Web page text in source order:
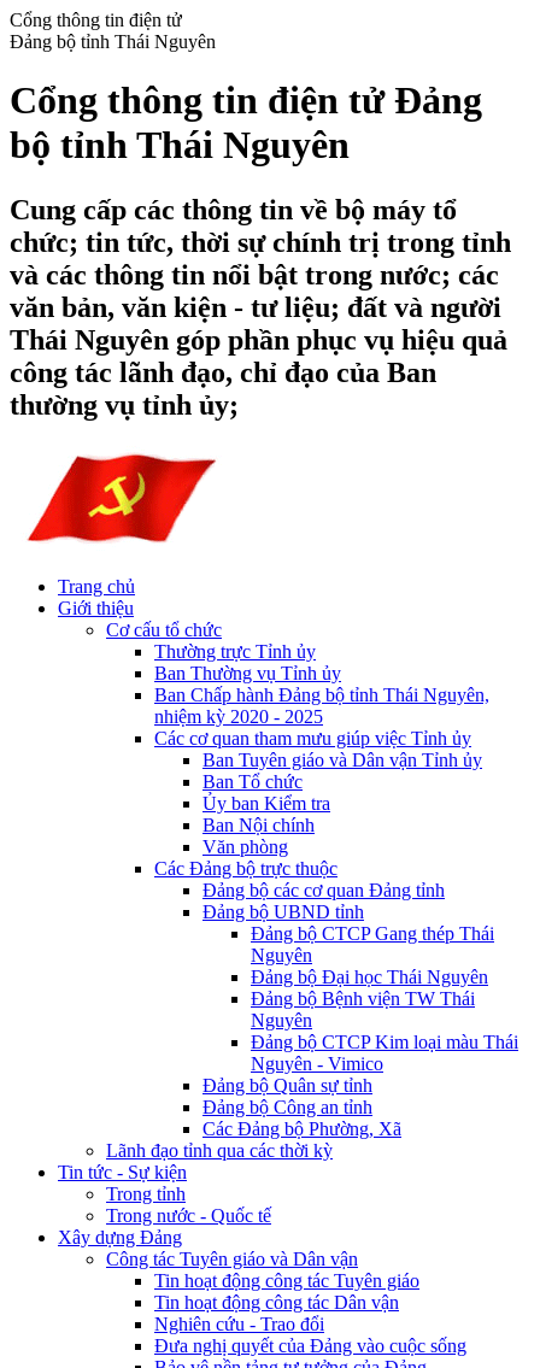
Cổng thông tin điện tử
Đảng bộ tỉnh Thái Nguyên
Cổng thông tin điện tử Đảng
bộ tỉnh Thái Nguyên
Cung cấp các thông tin về bộ máy tổ
chức; tin tức, thời sự chính trị trong tỉnh
và các thông tin nổi bật trong nước; các
văn bản, văn kiện - tư liệu; đất và người
Thái Nguyên góp phần phục vụ hiệu quả
công tác lãnh đạo, chỉ đạo của Ban
thường vụ tỉnh ủy;
Trang chủ
Giới thiệu
Cơ cấu tổ chức
Thường trực Tỉnh ủy
Ban Thường vụ Tỉnh ủy
Ban Chấp hành Đảng bộ tỉnh Thái Nguyên,
nhiệm kỳ 2020 - 2025
Các cơ quan tham mưu giúp việc Tỉnh ủy
Ban Tuyên giáo và Dân vận Tỉnh ủy
Ban Tổ chức
Ủy ban Kiểm tra
Ban Nội chính
Văn phòng
Các Đảng bộ trực thuộc
Đảng bộ các cơ quan Đảng tỉnh
Đảng bộ UBND tỉnh
Đảng bộ CTCP Gang thép Thái
Nguyên
Đảng bộ Đại học Thái Nguyên
Đảng bộ Bệnh viện TW Thái
Nguyên
Đảng bộ CTCP Kim loại màu Thái
Nguyên - Vimico
Đảng bộ Quân sự tỉnh
Đảng bộ Công an tỉnh
Các Đảng bộ Phường, Xã
Lãnh đạo tỉnh qua các thời kỳ
Tin tức - Sự kiện
Trong tỉnh
Trong nước - Quốc tế
Xây dựng Đảng
Công tác Tuyên giáo và Dân vận
Tin hoạt động công tác Tuyên giáo
Tin hoạt động công tác Dân vận
Nghiên cứu - Trao đổi
Đưa nghị quyết của Đảng vào cuộc sống